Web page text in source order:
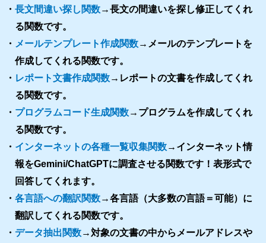
・ 長文間違い探し関数→長文の間違いを探し修正してくれ
る関数です。
・ メールテンプレート作成関数→メールのテンプレートを
作成してくれる関数です。
・ レポート文書作成関数→レポートの文書を作成してくれ
る関数です。
・ プログラムコード生成関数→プログラムを作成してくれ
る関数です。
・ インターネットの各種一覧収集関数→インターネット情
報をGemini/ChatGPTに調査させる関数です！表形式で
回答してくれます。
・ 各言語への翻訳関数→各言語（大多数の言語＝可能）に
翻訳してくれる関数です。
・ データ抽出関数→対象の文書の中からメールアドレスや